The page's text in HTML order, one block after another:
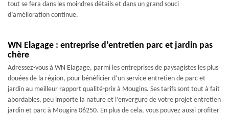
tout se fera dans les moindres détails et dans un grand souci
d’amélioration continue.
WN Elagage : entreprise d’entretien parc et jardin pas
chère
Adressez-vous à WN Elagage, parmi les entreprises de paysagistes les plus
douées de la région, pour bénéficier d’un service entretien de parc et
jardin au meilleur rapport qualité-prix à Mougins. Ses tarifs sont tout à fait
abordables, peu importe la nature et l’envergure de votre projet entretien
jardin et parc à Mougins 06250. En plus de cela, vous pouvez aussi profiter